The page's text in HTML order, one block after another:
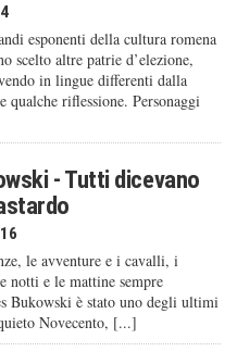
esponenti della cultura romena
scelto altre patrie d’elezione,
in lingue differenti dalla
qualche riflessione. Personaggi
- Tutti dicevano
le avventure e i cavalli, i
notti e le mattine sempre
Bukowski è stato uno degli ultimi
Novecento, [...]